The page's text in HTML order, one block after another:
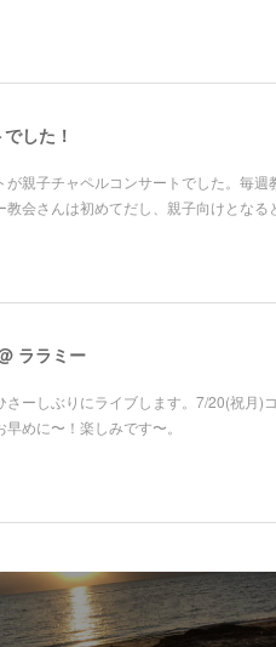
した！
親子チャペルコンサートでした。毎
教会さんは初めてだし、親子向けとな
ララミー
ーしぶりにライブします。7/20(祝月)
めに〜！楽しみです〜。